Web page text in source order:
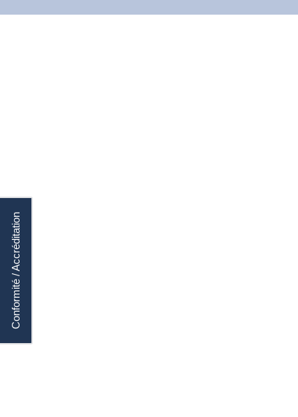
Conformité / Accréditation